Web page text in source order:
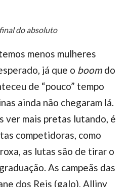
do absoluto
menos mulheres
já que o boomdo
de “pouco” tempo
ainda não chegaram lá.
ver mais pretas lutando, é
competidoras, como
as lutas são de tirar o
As campeãs das
dos Reis (galo), Alliny